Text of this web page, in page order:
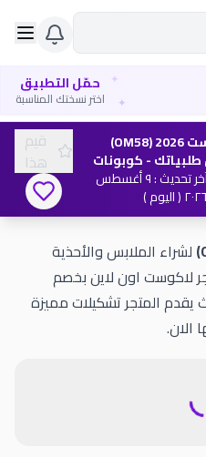
حمّل التطبيق
اختر نسختك المناسبة
✦
✦
كود خصم لاكوست 2026 (OM58)
تحديث: ٩ أغسطس
٢٠٢٦( اليوم )
قيم
هذا
لشراء الملابس والأحذية
لاكوست اون لاين بخصم
بنسبة 10% حيث يقدم المتجر تشكيلات مميزة
الان.